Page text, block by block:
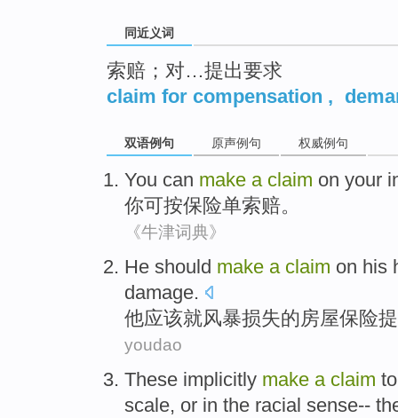
同近义词
索赔；对…提出要求
claim for compensation ,
双语例句 原声例句 权威例句
You can make a claim on your
你可按保险单索赔。
《牛津词典》
He should make a claim on his
damage.
他应该就风暴损失的房屋保险
youdao
These implicitly make a claim
scale, or in the racial sense--